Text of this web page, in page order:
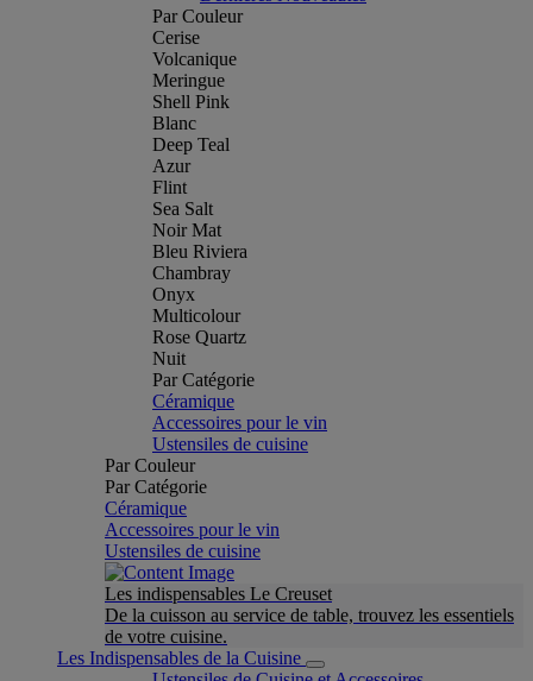
Par Couleur
Cerise
Volcanique
Meringue
Shell Pink
Blanc
Deep Teal
Azur
Flint
Sea Salt
Noir Mat
Bleu Riviera
Chambray
Onyx
Multicolour
Rose Quartz
Nuit
Par Catégorie
Céramique
Accessoires pour le vin
Ustensiles de cuisine
Par Couleur
Par Catégorie
Céramique
Accessoires pour le vin
Ustensiles de cuisine
Les indispensables Le Creuset
De la cuisson au service de table, trouvez les essentiels
de votre cuisine.
Les Indispensables de la Cuisine